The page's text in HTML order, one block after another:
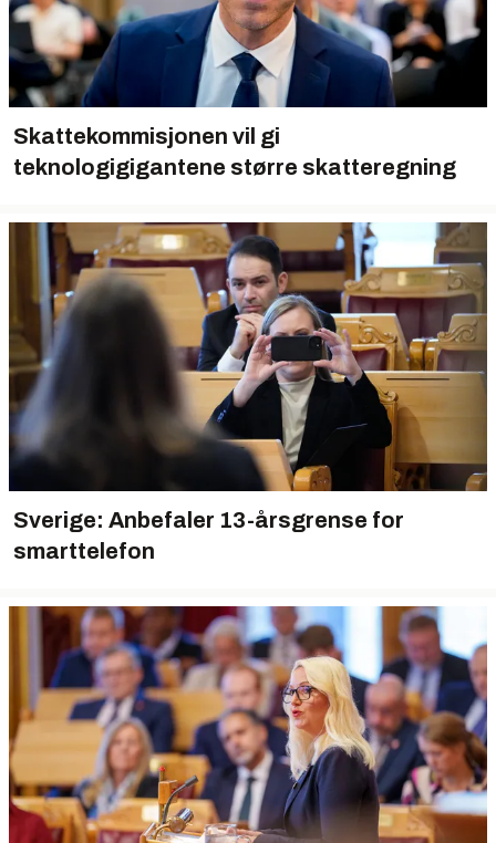
Skattekommisjonen vil gi
teknologigigantene større skatteregning
Sverige: Anbefaler 13-årsgrense for
smarttelefon